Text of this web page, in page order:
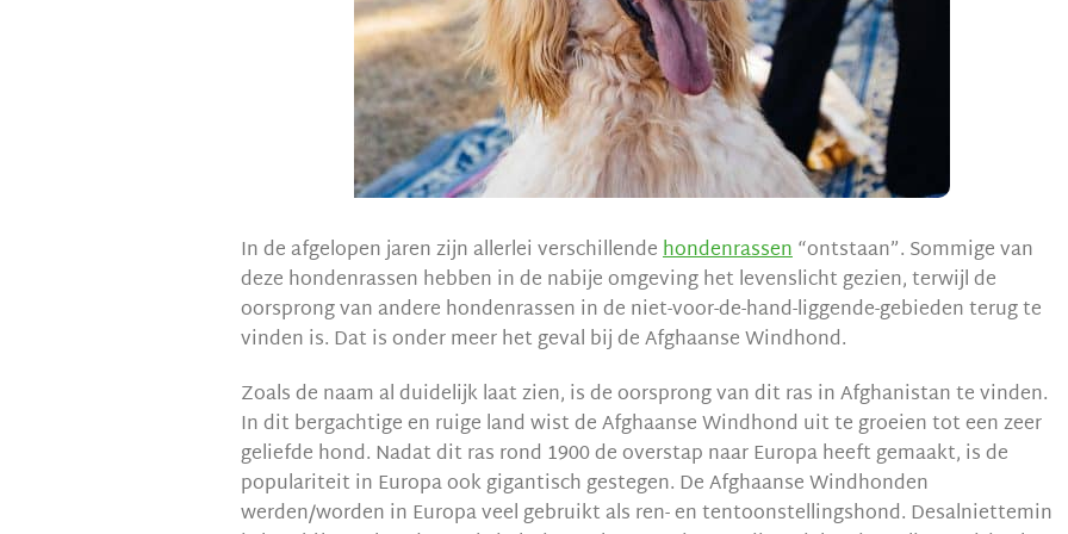
In de afgelopen jaren zijn allerlei verschillendehondenrassen“ontstaan”. Sommige van
deze hondenrassen hebben in de nabije omgeving het levenslicht gezien, terwijl de
oorsprong van andere hondenrassen in de niet-voor-de-hand-liggende-gebieden terug te
vinden is. Dat is onder meer het geval bij de Afghaanse Windhond.
Zoals de naam al duidelijk laat zien, is de oorsprong van dit ras in Afghanistan te vinden.
In dit bergachtige en ruige land wist de Afghaanse Windhond uit te groeien tot een zeer
geliefde hond. Nadat dit ras rond 1900 de overstap naar Europa heeft gemaakt, is de
populariteit in Europa ook gigantisch gestegen. De Afghaanse Windhonden
werden/worden in Europa veel gebruikt als ren- en tentoonstellingshond. Desalniettemin